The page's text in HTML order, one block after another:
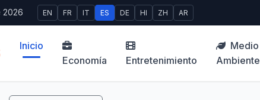
2026 EN FR IT ES DE HI ZH AR
Inicio
Economía
Entretenimiento
Medio
Ambiente